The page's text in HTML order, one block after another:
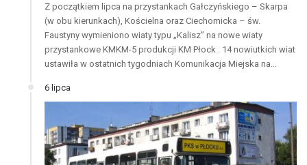
Z początkiem lipca na przystankach Gałczyńskiego – Skarpa
(w obu kierunkach), Kościelna oraz Ciechomicka – św.
Faustyny wymieniono wiaty typu „Kalisz” na nowe wiaty
przystankowe KMKM-5 produkcji KM Płock . 14 nowiutkich wiat
ustawiła w ostatnich tygodniach Komunikacja Miejska na…
6 lipca